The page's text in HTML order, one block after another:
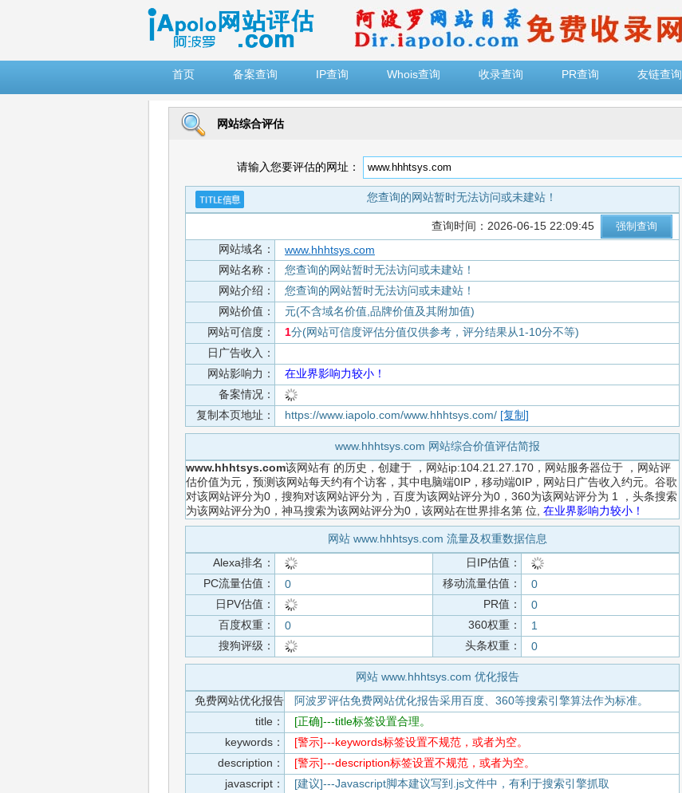
首页
备案查询 IP查询 Whois查询 收录查询 PR查询 友链查询
网站综合评估
请输入您要评估的网址：
您查询的网站暂时无法访问或未建站！
查询时间：2026-06-15 22:09:45
网站域名：
www.hhhtsys.com
网站名称：
您查询的网站暂时无法访问或未建站！
网站介绍：
您查询的网站暂时无法访问或未建站！
网站价值：
元(不含域名价值,品牌价值及其附加值)
网站可信度：
1分(网站可信度评估分值仅供参考，评分结果从1-10分不等)
日广告收入：
网站影响力：
在业界影响力较小！
备案情况：
复制本页地址：
https://www.iapolo.com/www.hhhtsys.com/ [复制]
www.hhhtsys.com 网站综合价值评估简报
www.hhhtsys.com该网站有 的历史，创建于
，网站ip:104.21.27.170，网站服务器位于 ，网站评
估价值为元，预测该网站每天约有个访客，其中电脑端0IP，移动端0IP，网站日广告收入约元。谷歌
对该网站评分为0，搜狗对该网站评分为，百度为该网站评分为0，360为该网站评分为 1 ，头条搜索
为该网站评分为0，神马搜索为该网站评分为0，该网站在世界排名第 位, 在业界影响力较小！
网站 www.hhhtsys.com 流量及权重数据信息
Alexa排名：
日IP估值：
PC流量估值：
0 移动流量估值：
0
日PV估值：
PR值：
0
百度权重：
0 360权重：
1
搜狗评级：
头条权重： 0
网站 www.hhhtsys.com 优化报告
免费网站优化报告
阿波罗评估免费网站优化报告采用百度、360等搜索引擎算法作为标准。
title：
[正确]---title标签设置合理。
keywords：
[警示]---keywords标签设置不规范，或者为空。
description：
[警示]---description标签设置不规范，或者为空。
javascript：
[建议]---Javascript脚本建议写到.js文件中，有利于搜索引擎抓取